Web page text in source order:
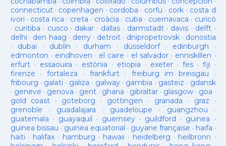
connecticut· copenhagen · cordoba · corfu · cork · costa d
ivori · costa rica · creta · croàcia · cuba · cuernavaca · curicó
· curitiba · cusco · dakar · dallas · darmstadt· davis · delft ·
delhi · den haag · derry· detroit· dnipropetrovsk· donostia
· dubai · dublín · durham · düsseldorf· edinburgh ·
edmonton · eindhoven · el caire · el salvador · enniskillen ·
erfurt· essaouira · estònia · etiopia · exeter· fes· fiji ·
firenze ·fortaleza · frankfurt· freiburg im breisgau ·
fribourg · galati · galiza · galway· gambia · gasteiz · gdansk
· geneve · genova · gent· ghana · gibraltar· glasgow· goa ·
gold coast · goteborg · gottingen · granada · graz ·
grenoble · guadalajara · guadeloupe · guangzhou ·
guatemala · guayaquil · guernsey· guildford · guinea ·
guinea bissau · guinea equatorial · guyane française · haifa ·
haiti · halifax · hamburg · hawaii · heidelberg · heilbronn ·